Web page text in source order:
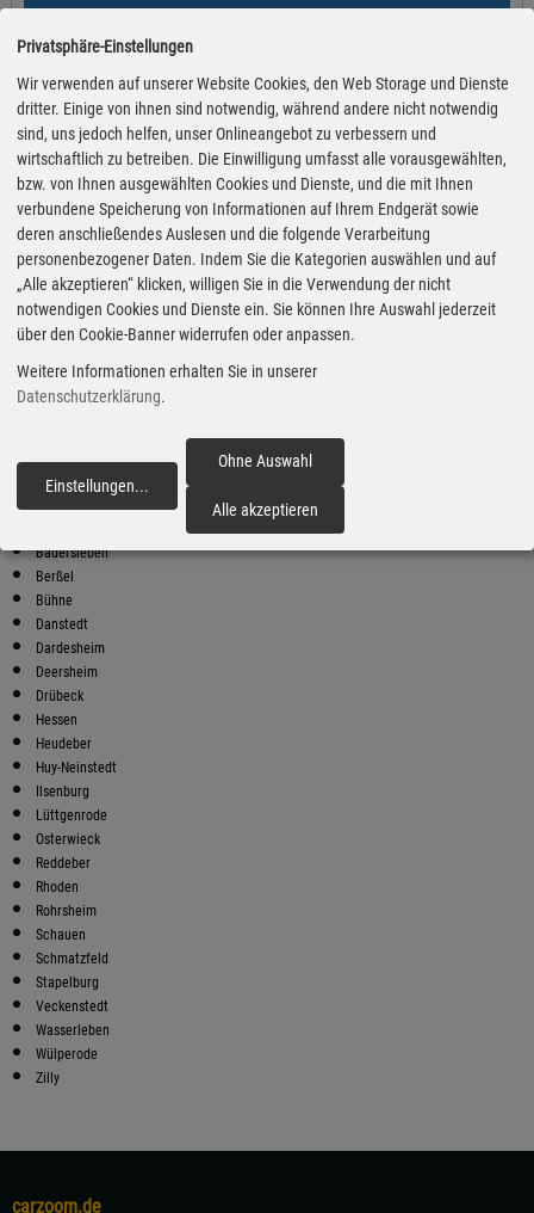
An der alten Mühle 1
38327 Semmenstedt
Super Preise in Rhoden
Bester Super E10 Preis in
Rhoden
2.059€
Super E10
STAR
38704 Liebenburg
Super E10 Preise in Rhoden
Preiswerter tanken - finden Sie die günstigsten Benzin und Diesel
Preise in Ihrer Stadt
Badersleben
Berßel
Bühne
Danstedt
Dardesheim
Deersheim
Drübeck
Hessen
Heudeber
Huy-Neinstedt
Ilsenburg
Lüttgenrode
Osterwieck
Reddeber
Rhoden
Rohrsheim
Schauen
Schmatzfeld
Stapelburg
Veckenstedt
Wasserleben
Wülperode
Zilly
carzoom.de
Privatsphäre-Einstellungen
Wir verwenden auf unserer Website Cookies, den Web Storage und Dienste
dritter. Einige von ihnen sind notwendig, während andere nicht notwendig
sind, uns jedoch helfen, unser Onlineangebot zu verbessern und
wirtschaftlich zu betreiben. Die Einwilligung umfasst alle vorausgewählten,
bzw. von Ihnen ausgewählten Cookies und Dienste, und die mit Ihnen
verbundene Speicherung von Informationen auf Ihrem Endgerät sowie
deren anschließendes Auslesen und die folgende Verarbeitung
personenbezogener Daten. Indem Sie die Kategorien auswählen und auf
„Alle akzeptieren“ klicken, willigen Sie in die Verwendung der nicht
notwendigen Cookies und Dienste ein. Sie können Ihre Auswahl jederzeit
über den Cookie-Banner widerrufen oder anpassen.
Weitere Informationen erhalten Sie in unserer
Datenschutzerklärung.
Einstellungen...
Ohne Auswahl
Alle akzeptieren